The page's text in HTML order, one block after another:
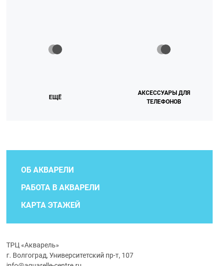
ЕЩЁ
АКСЕССУАРЫ ДЛЯ
ТЕЛЕФОНОВ
ОБ АКВАРЕЛИ
РАБОТА В АКВАРЕЛИ
КАРТА ЭТАЖЕЙ
ТРЦ «Акварель»
г. Волгоград, Университетский пр-т, 107